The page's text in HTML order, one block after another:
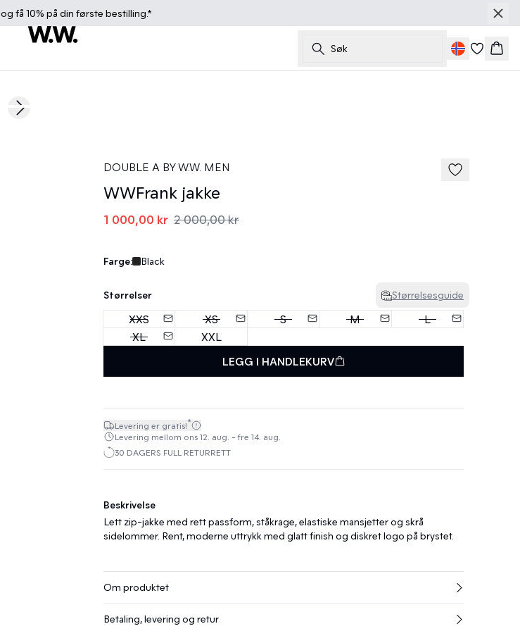
og få 10% på din første bestilling.*
Søk
Next slide
DOUBLE A BY W.W. MEN
WWFrank jakke
1 000,00 kr 2 000,00 kr
Farge: Black
Størrelser Størrelsesguide
XXS XS S M
L
XL
XXL
LEGG I HANDLEKURV
Levering er gratis!*
Levering mellom ons 12. aug. - fre 14. aug.
30 DAGERS FULL RETURRETT
Beskrivelse
Lett zip-jakke med rett passform, ståkrage, elastiske mansjetter og skrå
sidelommer. Rent, moderne uttrykk med glatt finish og diskret logo på brystet.
Om produktet
Betaling, levering og retur